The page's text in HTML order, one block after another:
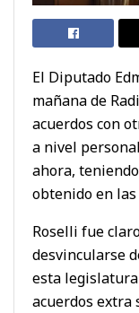
El Diputado
mañana de
acuerdos con
a nivel
ahora,
obtenido en
Roselli fue
desvincularse
esta
acuerdos extra